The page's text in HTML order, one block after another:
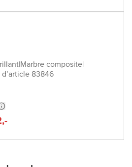
|Marbre composite|
83846